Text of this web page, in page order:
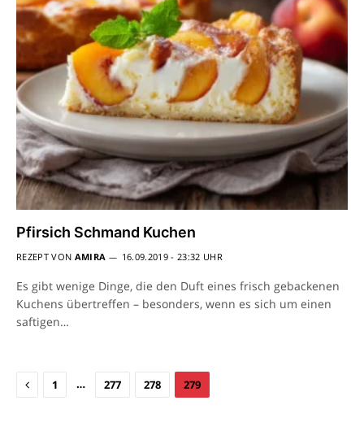
Pfirsich Schmand Kuchen
REZEPT VON AMIRA 16.09.2019 - 23:32 UHR
Es gibt wenige Dinge, die den Duft eines frisch gebackenen
Kuchens übertreffen – besonders, wenn es sich um einen
saftigen…
Previous
1 … 277 278 279